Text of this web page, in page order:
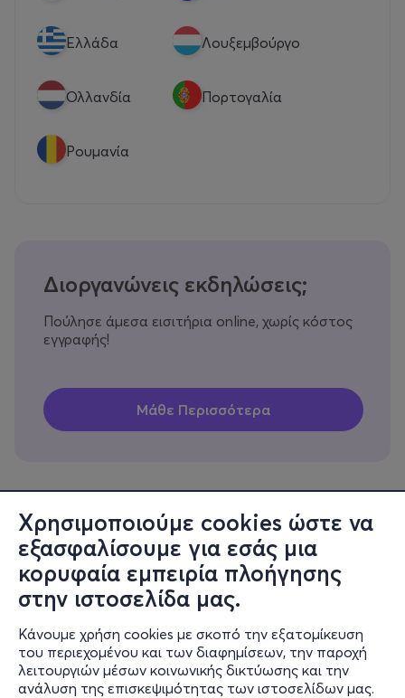
Χρησιμοποιούμε cookies ώστε να
εξασφαλίσουμε για εσάς μια
κορυφαία εμπειρία πλοήγησης
στην ιστοσελίδα μας.
Κάνουμε χρήση cookies με σκοπό την εξατομίκευση
του περιεχομένου και των διαφημίσεων, την παροχή
λειτουργιών μέσων κοινωνικής δικτύωσης και την
ανάλυση της επισκεψιμότητας των ιστοσελίδων μας.
Eλλάδα Λουξεμβούργο
Ολλανδία Πορτογαλία
Ρουμανία
Διοργανώνεις εκδηλώσεις;
Πούλησε άμεσα εισιτήρια online, χωρίς κόστος
εγγραφής!
Πληροφορίες
Υποστήριξη
Stay Connected